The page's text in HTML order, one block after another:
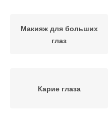
Макияж для больших
глаз
Карие глаза